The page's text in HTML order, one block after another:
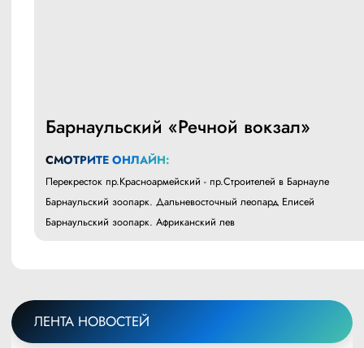
Барнаульский «Речной вокзал»
СМОТРИТЕ ОНЛАЙН:
Перекресток пр.Красноармейский - пр.Строителей в Барнауле
Барнаульский зоопарк. Дальневосточный леопард Елисей
Барнаульский зоопарк. Африканский лев
ЛЕНТА НОВОСТЕЙ